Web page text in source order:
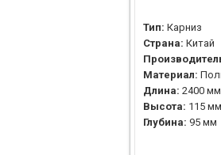
Тип: Карниз
Страна: Китай
Материал:
Длина: 2400 мм
Высота: 115 мм
Глубина: 95 мм